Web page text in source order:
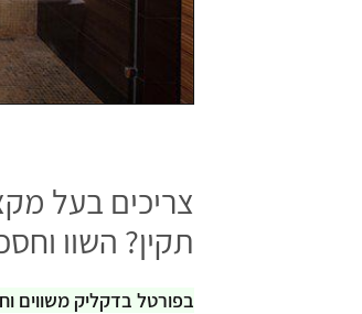
צריכים בעל
תקין? השוו